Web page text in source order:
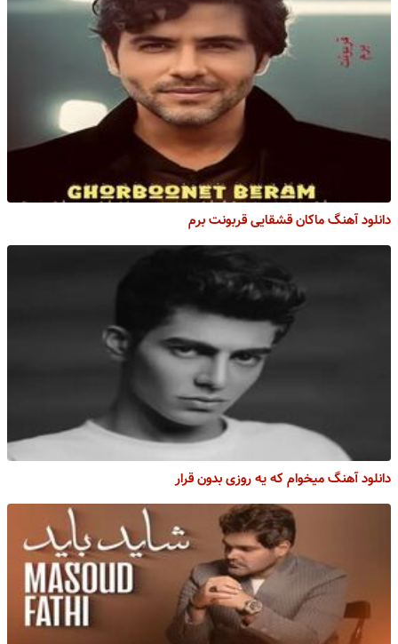
دانلود آهنگ ماکان قشقایی قربونت برم
دانلود آهنگ میخوام که یه روزی بدون قرار